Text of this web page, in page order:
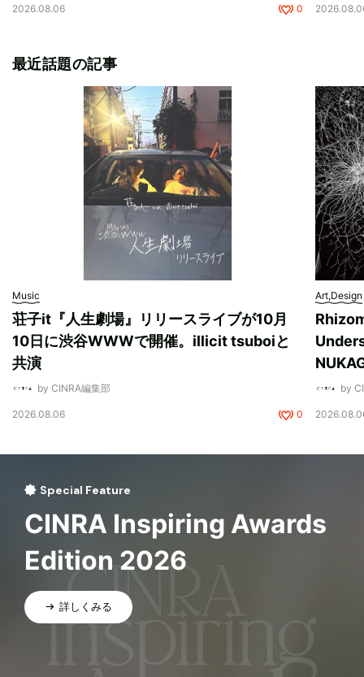
2026.08.06 0
最近話題の記事
Music
荘子it『人生劇場』リリースライブが10月
10日に渋谷WWWで開催。illicit tsuboiと
共演
by CINRA編集部
2026.08.06 0
Art,Design
by
Special Feature
CINRA Inspiring Awards
Edition 2026
詳しくみる